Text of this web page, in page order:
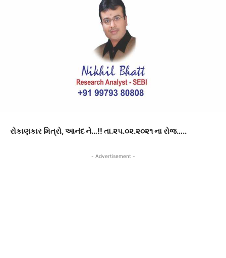
રોકાણકાર મિત્રો,આનંદ ને…!! તા.૨૫.૦૨.૨૦૨૧ ના રોજ…..
- Advertisement -